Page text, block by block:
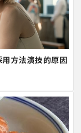
方法演技的原因